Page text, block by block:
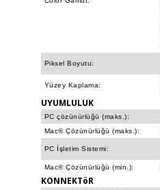
Piksel Boyutu:
Yüzey Kaplama:
UYUMLULUK
PC çözünürlüğü (maks.):
Mac® Çözünürlüğü (maks.):
PC İşletim Sistemi:
Mac® Çözünürlüğü (min.):
KONNEKTöR